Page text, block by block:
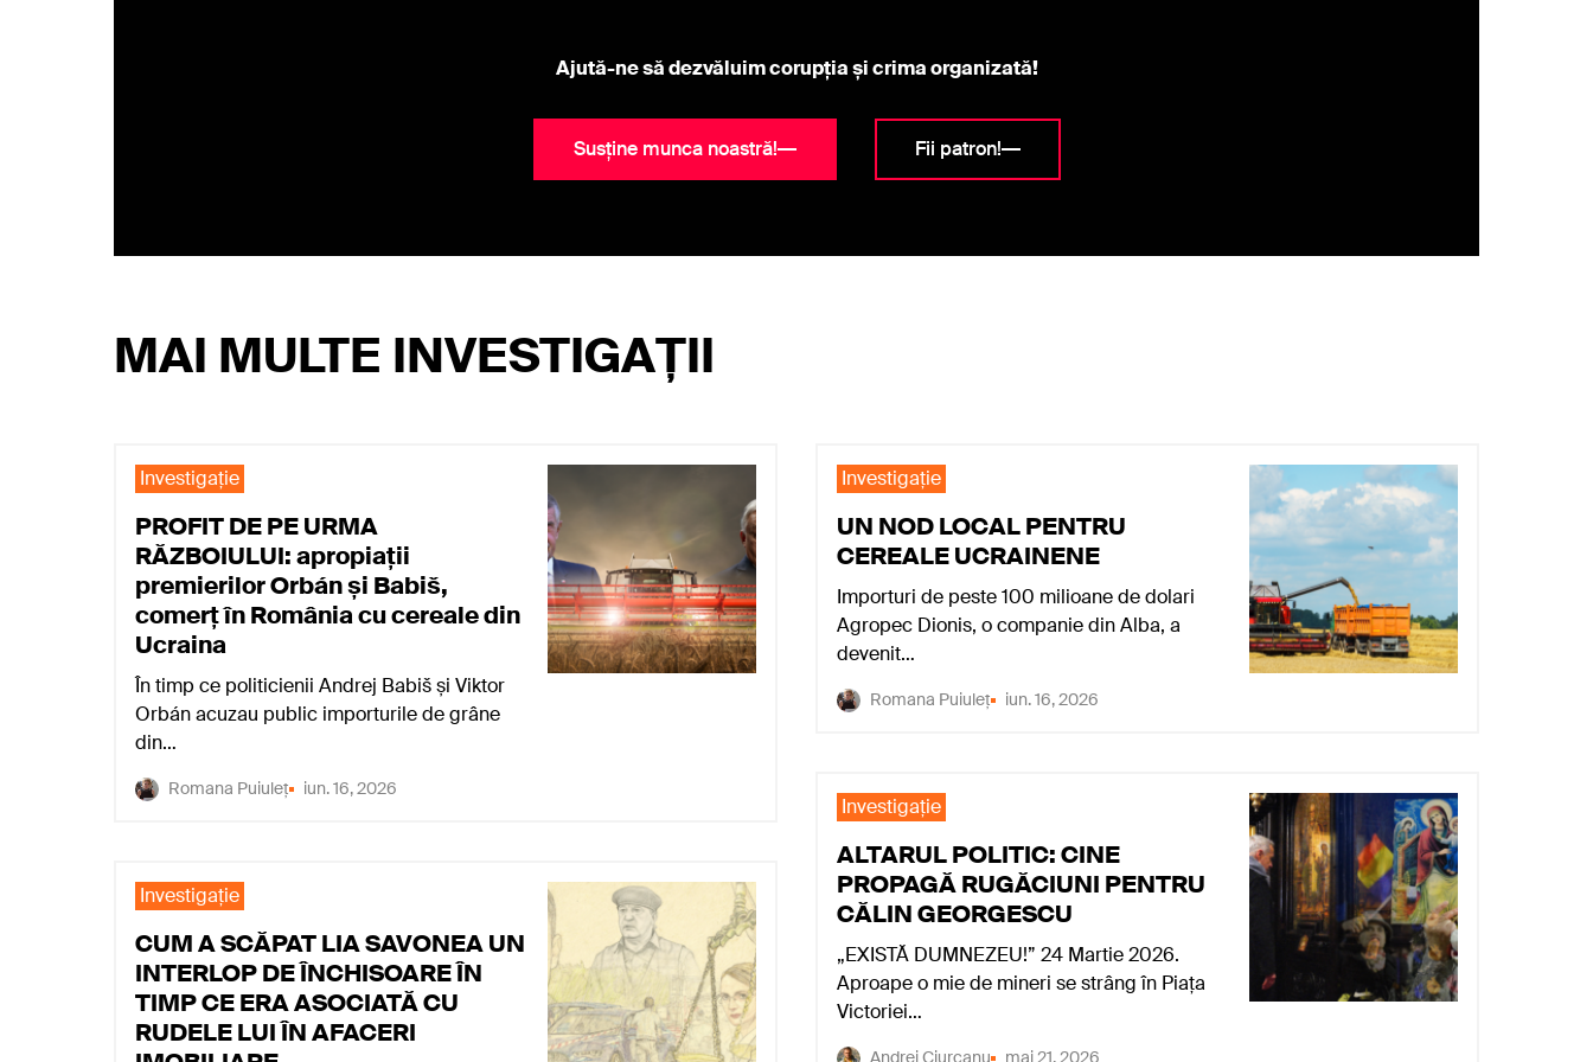
Ajută-ne să dezvăluim corupția și crima organizată!
Susține munca noastră! Fii patron!
MAI MULTE INVESTIGAȚII
Investigaţie
PROFIT DE PE URMA
RĂZBOIULUI: apropiații
premierilor Orbán și Babiš,
comerț în România cu cereale din
Ucraina
În timp ce politicienii Andrej Babiš și Viktor
Orbán acuzau public importurile de grâne
din…
Romana Puiuleț iun. 16, 2026
Investigaţie
UN NOD LOCAL PENTRU
CEREALE UCRAINENE
Importuri de peste 100 milioane de dolari
Agropec Dionis, o companie din Alba, a
devenit…
Romana Puiuleț iun. 16, 2026
Investigaţie
ALTARUL POLITIC: CINE
PROPAGĂ RUGĂCIUNI PENTRU
CĂLIN GEORGESCU
„EXISTĂ DUMNEZEU!” 24 Martie 2026.
Aproape o mie de mineri se strâng în Piața
Victoriei…
Andrei Ciurcanu mai 21, 2026
Investigaţie
CUM A SCĂPAT LIA SAVONEA UN
INTERLOP DE ÎNCHISOARE ÎN
TIMP CE ERA ASOCIATĂ CU
RUDELE LUI ÎN AFACERI